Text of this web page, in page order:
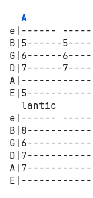
A
e|------
B|5------
G|6------
D|7------
lantic
e|------